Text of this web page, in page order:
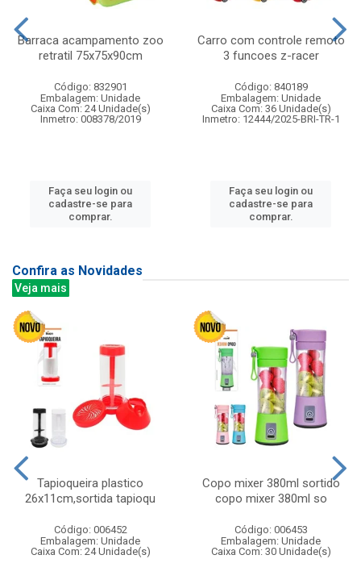
Barraca acampamento zoo
retratil 75x75x90cm
Código: 832901
Embalagem: Unidade
Caixa Com: 24 Unidade(s)
Inmetro: 008378/2019
Faça seu login ou
cadastre-se para
comprar.
Carro com controle remoto
3 funcoes z-racer
Código: 840189
Embalagem: Unidade
Caixa Com: 36 Unidade(s)
Inmetro: 12444/2025-BRI-TR-1
Faça seu login ou
cadastre-se para
comprar.
Confira as Novidades
Veja mais
Tapioqueira plastico
26x11cm,sortida tapioqu
Código: 006452
Embalagem: Unidade
Caixa Com: 24 Unidade(s)
Copo mixer 380ml sortido
copo mixer 380ml so
Código: 006453
Embalagem: Unidade
Caixa Com: 30 Unidade(s)